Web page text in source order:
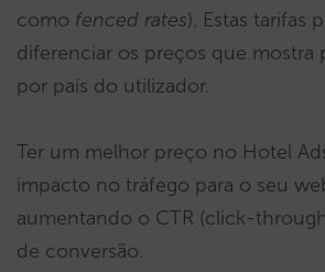
como fenced rates). Estas tarifas
diferenciar os preços que mostra
por país do utilizador.
Ter um melhor preço no Hotel
impacto no tráfego para o seu
aumentando o CTR (click-
de conversão.